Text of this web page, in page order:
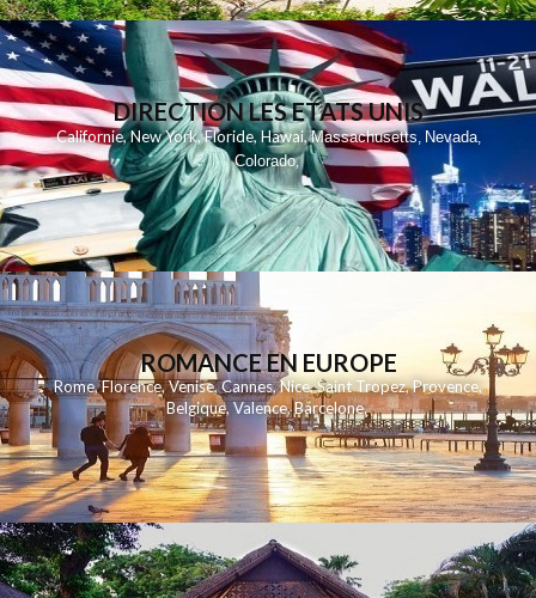
DIRECTION LES ETATS UNIS
Californie,New York,Floride,Hawai,Massachusetts, Nevada,
Colorado,
ROMANCE EN EUROPE
Rome,Florence,Venise,Cannes,Nice,Saint Tropez,Provence,
Belgique,Valence,Barcelone,